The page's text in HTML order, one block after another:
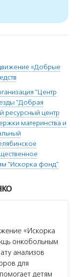
«Добрые
"Центр
"Добрая
ресурсный центр
материнства и
"Искорка фонд"
«Искорка
онкобольным
анализов
для
детям